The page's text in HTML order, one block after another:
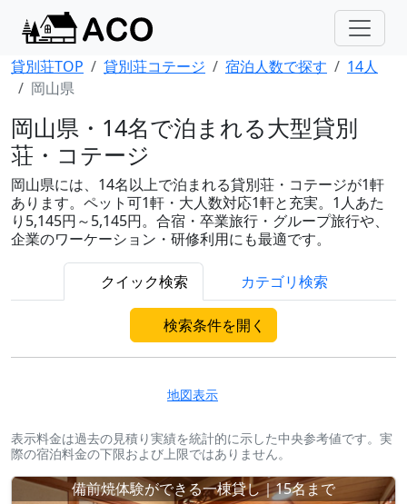
貸別荘TOP 貸別荘コテージ 宿泊人数で探す
14人
岡山県
岡山県・14名で泊まれる大型貸別
荘・コテージ
岡山県には、14名以上で泊まれる貸別荘・コテージが1軒
あります。ペット可1軒・大人数対応1軒と充実。1人あた
り5,145円～5,145円。合宿・卒業旅行・グループ旅行や、
企業のワーケーション・研修利用にも最適です。
クイック検索 カテゴリ検索
検索条件を開く
地図表示
表示料金は過去の見積り実績を統計的に示した中央参考値です。実
際の宿泊料金の下限および上限ではありません。
備前焼体験ができる一棟貸し｜15名まで